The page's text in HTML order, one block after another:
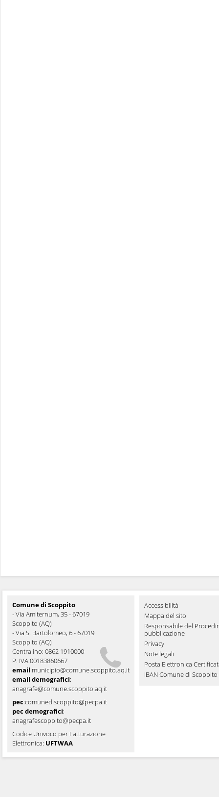
Comune di Scoppito
- Via Amiternum, 35 - 67019
Scoppito (AQ)
- Via S. Bartolomeo, 6 - 67019
Scoppito (AQ)
Centralino: 0862 1910000
P. IVA 00183860667
email:municipio@comune.scoppito.aq.it
email demografici:
anagrafe@comune.scoppito.aq.it
pec:comunediscoppito@pecpa.it
pec demografici:
anagrafescoppito@pecpa.it
Codice Univoco per Fatturazione
Elettronica: UFTWAA
Accessibilità
Mappa del sito
Responsabile del
pubblicazione
Privacy
Note legali
Posta Elettronica
IBAN Comune di Scoppito